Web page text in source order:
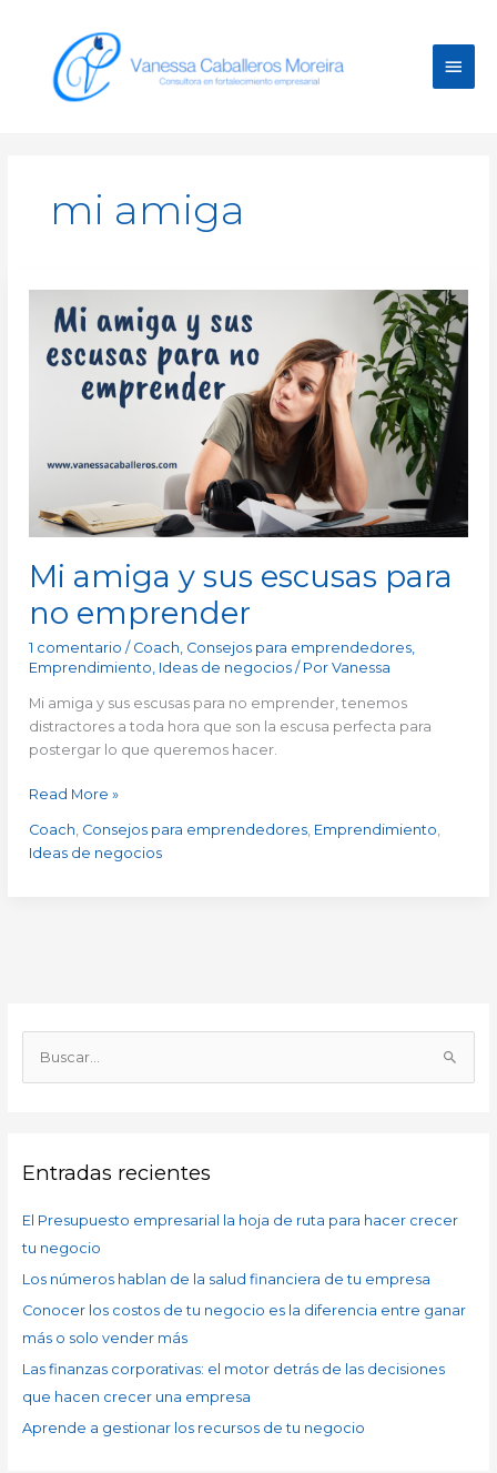
contenido
mi amiga
Mi amiga y sus escusas para
no emprender
1 comentario / Coach Consejos para emprendedores
Emprendimiento Ideas de negocios / PorVanessa
Mi amiga y sus escusas para no emprender, tenemos
distractores a toda hora que son la escusa perfecta para
postergar lo que queremos hacer.
amiga
sus
escusas
emprender
Read More »
Coach Consejos para emprendedores Emprendimiento
Ideas de negocios
a
p
o
r
:
Entradas recientes
El Presupuesto empresarial la hoja de ruta para hacer crecer
tu negocio
Los números hablan de la salud financiera de tu empresa
Conocer los costos de tu negocio es la diferencia entre ganar
más o solo vender más
Las finanzas corporativas: el motor detrás de las decisiones
que hacen crecer una empresa
Aprende a gestionar los recursos de tu negocio
o